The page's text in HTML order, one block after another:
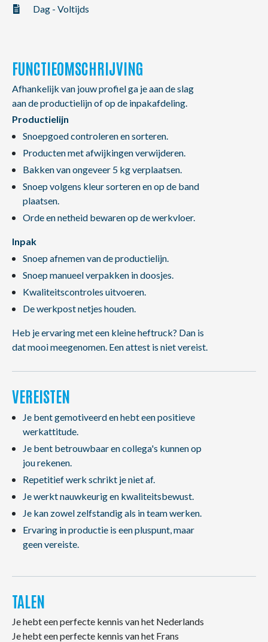
Dag - Voltijds
FUNCTIEOMSCHRIJVING
Afhankelijk van jouw profiel ga je aan de slag
aan de productielijn of op de inpakafdeling.
Productielijn
Snoepgoed controleren en sorteren.
Producten met afwijkingen verwijderen.
Bakken van ongeveer 5 kg verplaatsen.
Snoep volgens kleur sorteren en op de band
plaatsen.
Orde en netheid bewaren op de werkvloer.
Inpak
Snoep afnemen van de productielijn.
Snoep manueel verpakken in doosjes.
Kwaliteitscontroles uitvoeren.
De werkpost netjes houden.
Heb je ervaring met een kleine heftruck? Dan is
dat mooi meegenomen. Een attest is niet vereist.
VEREISTEN
Je bent gemotiveerd en hebt een positieve
werkattitude.
Je bent betrouwbaar en collega's kunnen op
jou rekenen.
Repetitief werk schrikt je niet af.
Je werkt nauwkeurig en kwaliteitsbewust.
Je kan zowel zelfstandig als in team werken.
Ervaring in productie is een pluspunt, maar
geen vereiste.
TALEN
Je hebt een perfecte kennis van het Nederlands
Je hebt een perfecte kennis van het Frans